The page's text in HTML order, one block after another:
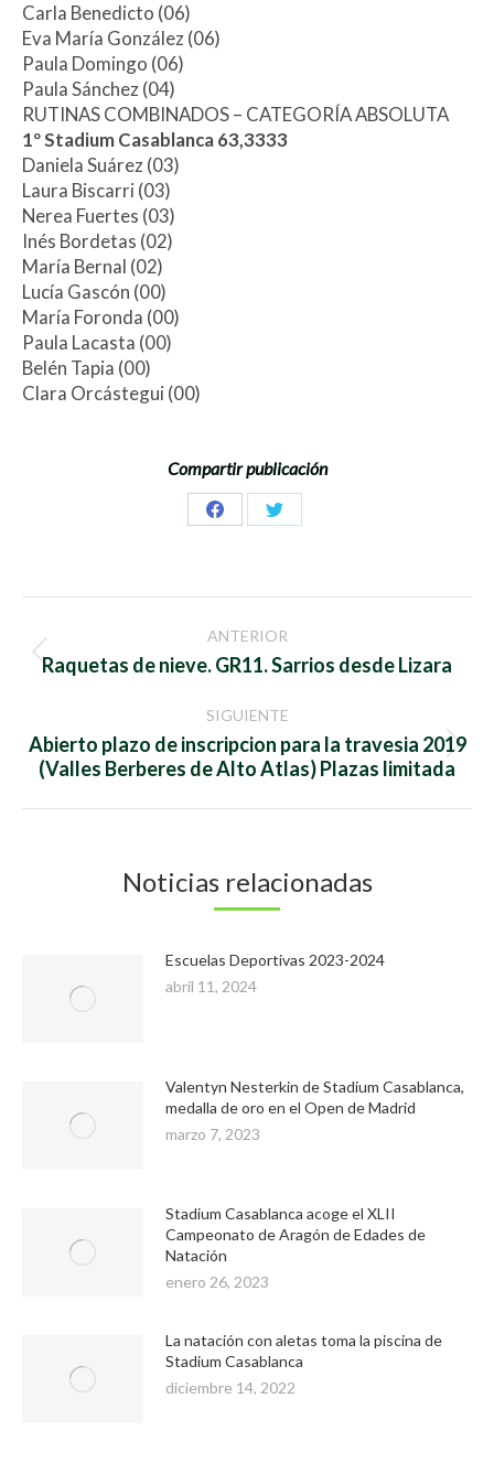
Carla Benedicto (06)
Eva María González (06)
Paula Domingo (06)
Paula Sánchez (04)
RUTINAS COMBINADOS – CATEGORÍA ABSOLUTA
1º Stadium Casablanca 63,3333
Daniela Suárez (03)
Laura Biscarri (03)
Nerea Fuertes (03)
Inés Bordetas (02)
María Bernal (02)
Lucía Gascón (00)
María Foronda (00)
Paula Lacasta (00)
Belén Tapia (00)
Clara Orcástegui (00)
Compartir publicación
Share
Share
Navegación
entre
publicaciones
ANTERIOR
Publicación
Raquetas de nieve. GR11. Sarrios desde Lizara
SIGUIENTE
Publicación
siguiente:
Abierto plazo de inscripcion para la travesia 2019
(Valles Berberes de Alto Atlas) Plazas limitada
Noticias relacionadas
Escuelas Deportivas 2023-2024
abril 11, 2024
Valentyn Nesterkin de Stadium Casablanca,
medalla de oro en el Open de Madrid
marzo 7, 2023
Stadium Casablanca acoge el XLII
Campeonato de Aragón de Edades de
Natación
enero 26, 2023
La natación con aletas toma la piscina de
Stadium Casablanca
diciembre 14, 2022